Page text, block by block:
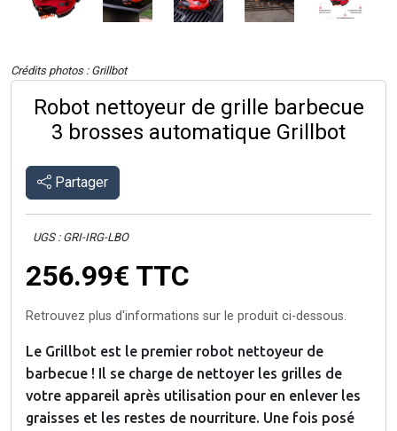
Crédits photos : Grillbot
Robot nettoyeur de grille barbecue
3 brosses automatique Grillbot
Partager
UGS : GRI-IRG-LBO
256.99€ TTC
Retrouvez plus d'informations sur le produit ci-dessous.
Le Grillbot est le premier robot nettoyeur de
barbecue ! Il se charge de nettoyer les grilles de
votre appareil après utilisation pour en enlever les
graisses et les restes de nourriture. Une fois posé